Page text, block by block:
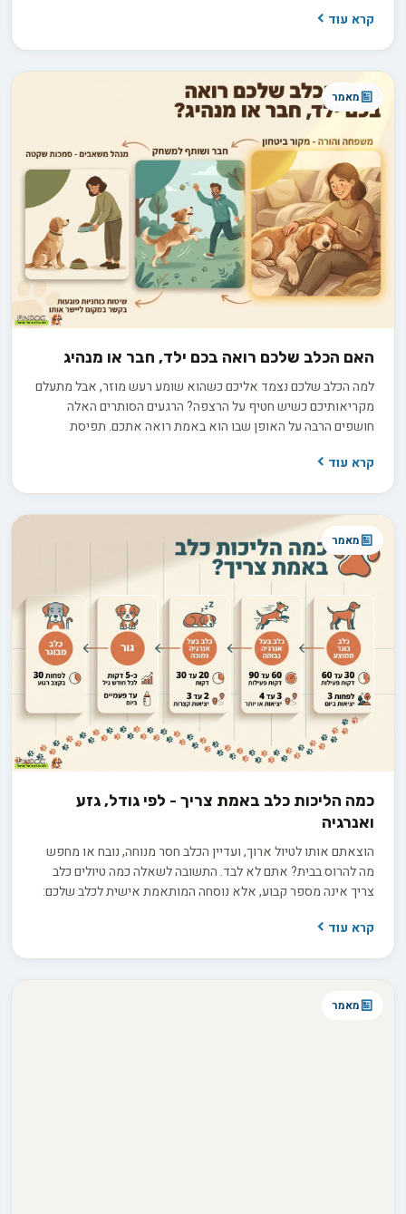
קרא עוד
מאמר
האם הכלב שלכם רואה בכם ילד, חבר או מנהיג
למה הכלב שלכם נצמד אליכם כשהוא שומע רעש מוזר, אבל מתעלם
מקריאותיכם כשיש חטיף על הרצפה? הרגעים הסותרים האלה
חושפים הרבה על האופן שבו הוא באמת רואה אתכם. תפיסת
אינה תואמת את ההבנה המדעית העדכנית. בפועל, אתם ממלאים
להבין למה הוא מתנהג כפי שהוא מתנהג.
קרא עוד
מאמר
כמה הליכות כלב באמת צריך - לפי גודל, גזע
ואנרגיה
הוצאתם אותו לטיול ארוך, ועדיין הכלב חסר מנוחה, נובח או מחפש
מה להרוס בבית? אתם לא לבד. התשובה לשאלה כמה טיולים כלב
צריך אינה מספר קבוע, אלא נוסחה המותאמת אישית לכלב שלכם:
הפיזית. אז איך מחשבים את נוסחת הטיולים המדויקת לכלב שלכם,
קרא עוד
מאמר